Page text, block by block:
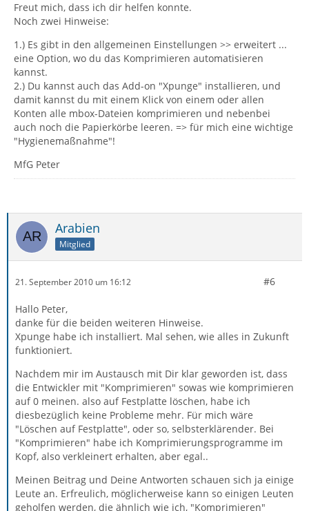
Freut mich, dass ich dir helfen konnte.
Noch zwei Hinweise:
1.) Es gibt in den allgemeinen Einstellungen >> erweitert ...
eine Option, wo du das Komprimieren automatisieren
kannst.
2.) Du kannst auch das Add-on "Xpunge" installieren, und
damit kannst du mit einem Klick von einem oder allen
Konten alle mbox-Dateien komprimieren und nebenbei
auch noch die Papierkörbe leeren. => für mich eine wichtige
"Hygienemaßnahme"!
MfG Peter
Arabien
Mitglied
21. September 2010 um 16:12 #6
Hallo Peter,
danke für die beiden weiteren Hinweise.
Xpunge habe ich installiert. Mal sehen, wie alles in Zukunft
funktioniert.
Nachdem mir im Austausch mit Dir klar geworden ist, dass
die Entwickler mit "Komprimieren" sowas wie komprimieren
auf 0 meinen. also auf Festplatte löschen, habe ich
diesbezüglich keine Probleme mehr. Für mich wäre
"Löschen auf Festplatte", oder so, selbsterklärender. Bei
"Komprimieren" habe ich Komprimierungsprogramme im
Kopf, also verkleinert erhalten, aber egal..
Meinen Beitrag und Deine Antworten schauen sich ja einige
Leute an. Erfreulich, möglicherweise kann so einigen Leuten
geholfen werden, die ähnlich wie ich, "Komprimieren"